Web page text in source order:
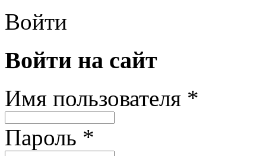
Войти
Войти на сайт
Имя пользователя *
Пароль *